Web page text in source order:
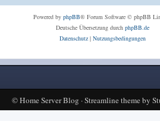
Powered by phpBB® Forum Software © phpBB
Deutsche Übersetzung durch phpBB.de
Datenschutz| Nutzungsbedingungen
©Home Server Blog ·Streamline themeby